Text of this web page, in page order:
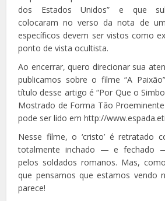
dos Estados Unidos” e que
colocaram no verso da nota de
específicos devem ser vistos como
ponto de vista ocultista.
Ao encerrar, quero direcionar sua
publicamos sobre o filme “A
título desse artigo é “Por Que o
Mostrado de Forma Tão Proeminente
pode ser lido em http://
Nesse filme, o ‘cristo’ é retratado
totalmente inchado — e fechado
pelos soldados romanos. Mas,
que pensamos que estamos vendo
parece!